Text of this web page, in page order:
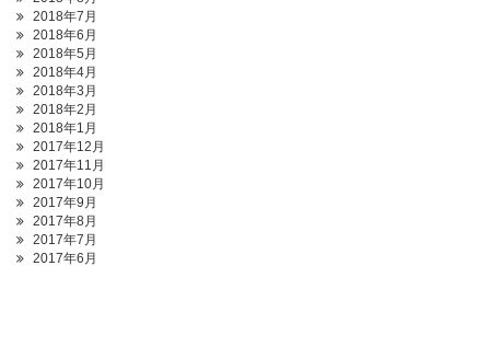
2018年7月
2018年6月
2018年5月
2018年4月
2018年3月
2018年2月
2018年1月
2017年12月
2017年11月
2017年10月
2017年9月
2017年8月
2017年7月
2017年6月